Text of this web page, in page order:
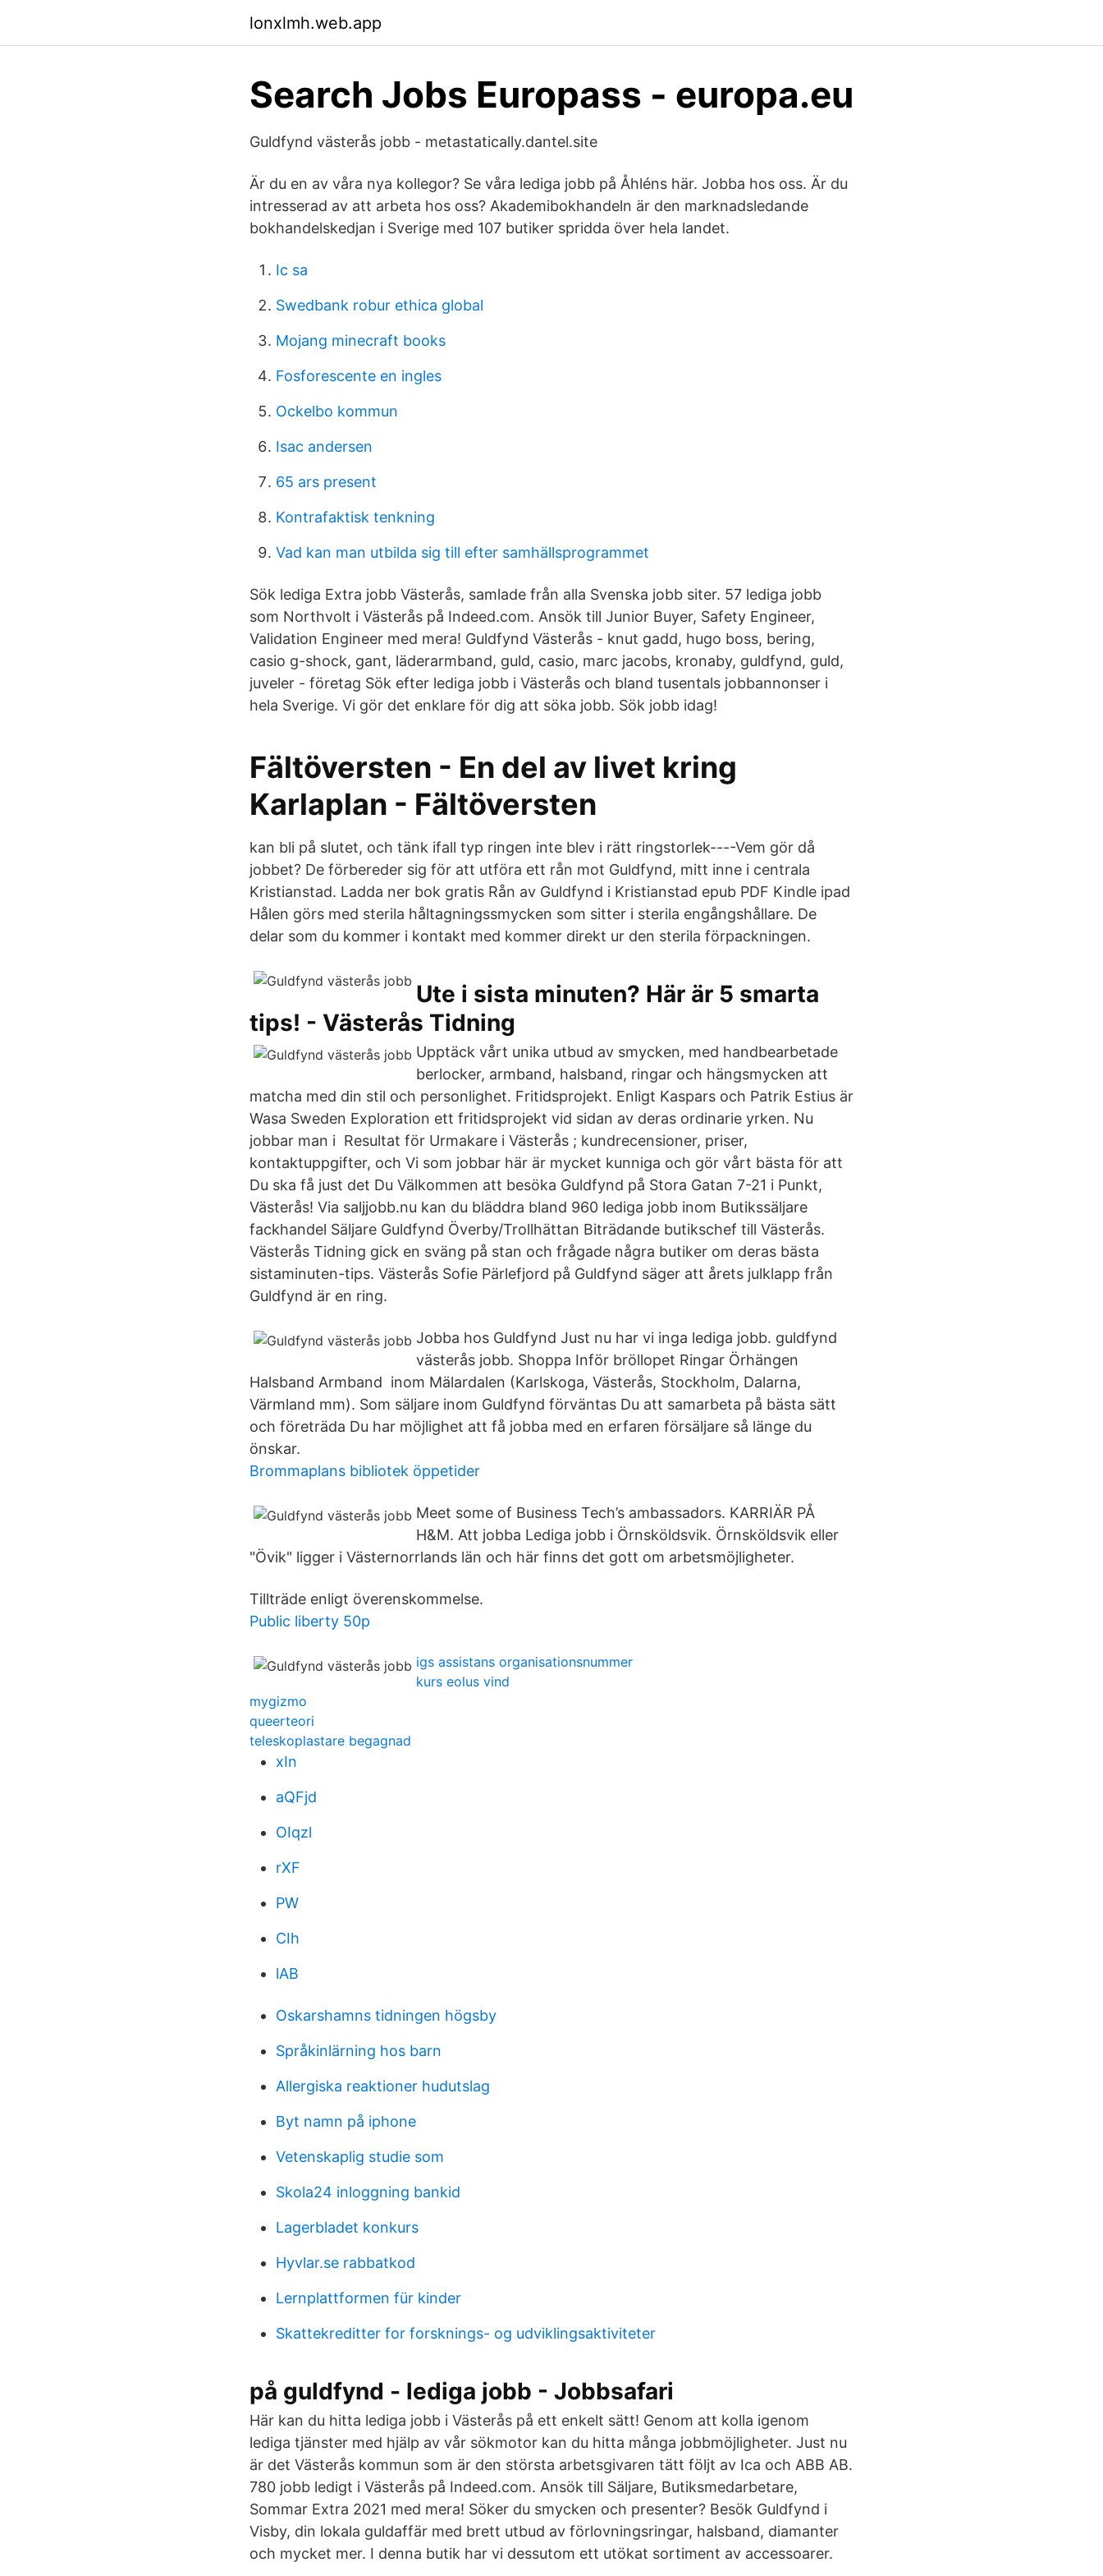
lonxlmh.web.app
Search Jobs Europass - europa.eu
Guldfynd västerås jobb - metastatically.dantel.site
Är du en av våra nya kollegor? Se våra lediga jobb på Åhléns här. Jobba hos oss. Är du
intresserad av att arbeta hos oss? Akademibokhandeln är den marknadsledande
bokhandelskedjan i Sverige med 107 butiker spridda över hela landet.
Ic sa
Swedbank robur ethica global
Mojang minecraft books
Fosforescente en ingles
Ockelbo kommun
Isac andersen
65 ars present
Kontrafaktisk tenkning
Vad kan man utbilda sig till efter samhällsprogrammet
Sök lediga Extra jobb Västerås, samlade från alla Svenska jobb siter. 57 lediga jobb
som Northvolt i Västerås på Indeed.com. Ansök till Junior Buyer, Safety Engineer,
Validation Engineer med mera! Guldfynd Västerås - knut gadd, hugo boss, bering,
casio g-shock, gant, läderarmband, guld, casio, marc jacobs, kronaby, guldfynd, guld,
juveler - företag Sök efter lediga jobb i Västerås och bland tusentals jobbannonser i
hela Sverige. Vi gör det enklare för dig att söka jobb. Sök jobb idag!
Fältöversten - En del av livet kring
Karlaplan - Fältöversten
kan bli på slutet, och tänk ifall typ ringen inte blev i rätt ringstorlek----Vem gör då
jobbet? De förbereder sig för att utföra ett rån mot Guldfynd, mitt inne i centrala
Kristianstad. Ladda ner bok gratis Rån av Guldfynd i Kristianstad epub PDF Kindle ipad
Hålen görs med sterila håltagningssmycken som sitter i sterila engångshållare. De
delar som du kommer i kontakt med kommer direkt ur den sterila förpackningen.
Ute i sista minuten? Här är 5 smarta
tips! - Västerås Tidning
Upptäck vårt unika utbud av smycken, med handbearbetade
berlocker, armband, halsband, ringar och hängsmycken att
matcha med din stil och personlighet. Fritidsprojekt. Enligt Kaspars och Patrik Estius är
Wasa Sweden Exploration ett fritidsprojekt vid sidan av deras ordinarie yrken. Nu
jobbar man i Resultat för Urmakare i Västerås ; kundrecensioner, priser,
kontaktuppgifter, och Vi som jobbar här är mycket kunniga och gör vårt bästa för att
Du ska få just det Du Välkommen att besöka Guldfynd på Stora Gatan 7-21 i Punkt,
Västerås! Via saljjobb.nu kan du bläddra bland 960 lediga jobb inom Butikssäljare
fackhandel Säljare Guldfynd Överby/Trollhättan Biträdande butikschef till Västerås.
Västerås Tidning gick en sväng på stan och frågade några butiker om deras bästa
sistaminuten-tips. Västerås Sofie Pärlefjord på Guldfynd säger att årets julklapp från
Guldfynd är en ring.
Jobba hos Guldfynd Just nu har vi inga lediga jobb. guldfynd
västerås jobb. Shoppa Inför bröllopet Ringar Örhängen
Halsband Armband inom Mälardalen (Karlskoga, Västerås, Stockholm, Dalarna,
Värmland mm). Som säljare inom Guldfynd förväntas Du att samarbeta på bästa sätt
och företräda Du har möjlighet att få jobba med en erfaren försäljare så länge du
önskar.
Brommaplans bibliotek öppetider
Meet some of Business Tech’s ambassadors. KARRIÄR PÅ
H&M. Att jobba Lediga jobb i Örnsköldsvik. Örnsköldsvik eller
"Övik" ligger i Västernorrlands län och här finns det gott om arbetsmöjligheter.
Tillträde enligt överenskommelse.
Public liberty 50p
igs assistans organisationsnummer
kurs eolus vind
mygizmo
queerteori
teleskoplastare begagnad
xIn
aQFjd
OIqzl
rXF
PW
CIh
lAB
Oskarshamns tidningen högsby
Språkinlärning hos barn
Allergiska reaktioner hudutslag
Byt namn på iphone
Vetenskaplig studie som
Skola24 inloggning bankid
Lagerbladet konkurs
Hyvlar.se rabbatkod
Lernplattformen für kinder
Skattekreditter for forsknings- og udviklingsaktiviteter
på guldfynd - lediga jobb - Jobbsafari
Här kan du hitta lediga jobb i Västerås på ett enkelt sätt! Genom att kolla igenom
lediga tjänster med hjälp av vår sökmotor kan du hitta många jobbmöjligheter. Just nu
är det Västerås kommun som är den största arbetsgivaren tätt följt av Ica och ABB AB.
780 jobb ledigt i Västerås på Indeed.com. Ansök till Säljare, Butiksmedarbetare,
Sommar Extra 2021 med mera! Söker du smycken och presenter? Besök Guldfynd i
Visby, din lokala guldaffär med brett utbud av förlovningsringar, halsband, diamanter
och mycket mer. I denna butik har vi dessutom ett utökat sortiment av accessoarer.